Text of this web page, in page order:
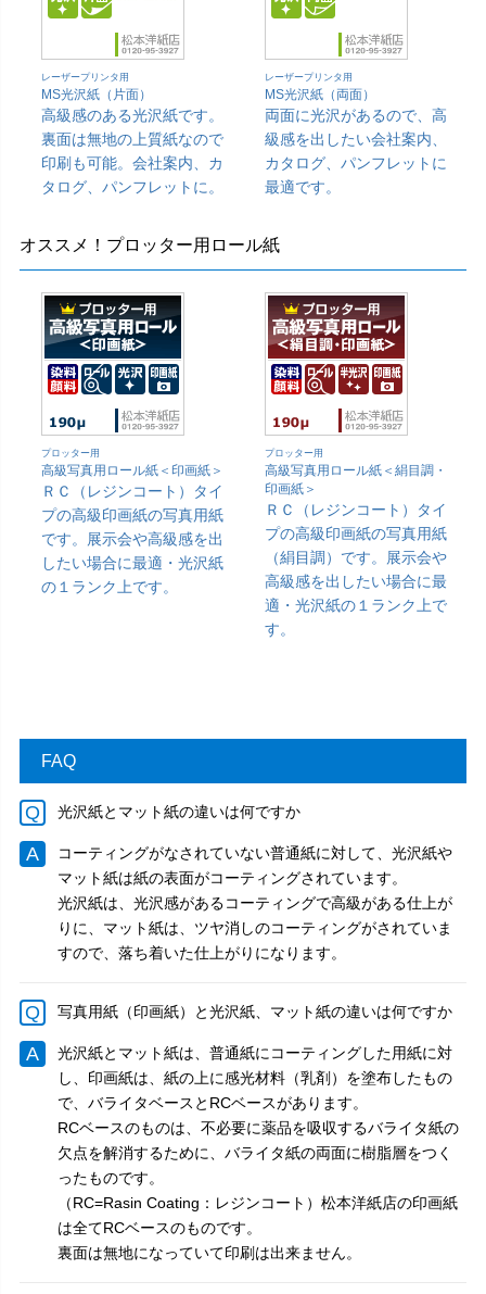
レーザープリンタ用
MS光沢紙（片面）
高級感のある光沢紙です。
裏面は無地の上質紙なので
印刷も可能。会社案内、カ
タログ、パンフレットに。
レーザープリンタ用
MS光沢紙（両面）
両面に光沢があるので、高
級感を出したい会社案内、
カタログ、パンフレットに
最適です。
オススメ！プロッター用ロール紙
プロッター用
高級写真用ロール紙＜印画紙＞
ＲＣ（レジンコート）タイ
プの高級印画紙の写真用紙
です。展示会や高級感を出
したい場合に最適・光沢紙
の１ランク上です。
プロッター用
高級写真用ロール紙＜絹目調・
印画紙＞
ＲＣ（レジンコート）タイ
プの高級印画紙の写真用紙
（絹目調）です。展示会や
高級感を出したい場合に最
適・光沢紙の１ランク上で
す。
FAQ
光沢紙とマット紙の違いは何ですか
コーティングがなされていない普通紙に対して、光沢紙や
マット紙は紙の表面がコーティングされています。
光沢紙は、光沢感があるコーティングで高級がある仕上が
りに、マット紙は、ツヤ消しのコーティングがされていま
すので、落ち着いた仕上がりになります。
写真用紙（印画紙）と光沢紙、マット紙の違いは何ですか
光沢紙とマット紙は、普通紙にコーティングした用紙に対
し、印画紙は、紙の上に感光材料（乳剤）を塗布したもの
で、バライタベースとRCベースがあります。
RCベースのものは、不必要に薬品を吸収するバライタ紙の
欠点を解消するために、バライタ紙の両面に樹脂層をつく
ったものです。
（RC=Rasin Coating：レジンコート）松本洋紙店の印画紙
は全てRCベースのものです。
裏面は無地になっていて印刷は出来ません。